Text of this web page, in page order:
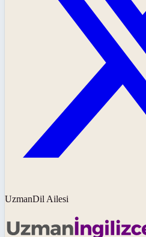
UzmanDil Ailesi